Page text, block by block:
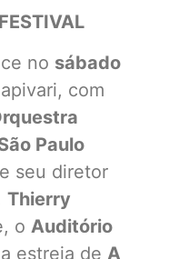
no sábado
com
Paulo
seu diretor
Thierry
o Auditório
estreia de A